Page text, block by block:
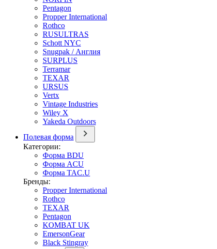
Pentagon
Propper International
Rothco
RUSULTRAS
Schott NYC
Snugpak / Англия
SURPLUS
Terramar
TEXAR
URSUS
Vertx
Vintage Industries
Wiley X
Yakeda Outdoors
Полевая форма
Категории:
Форма BDU
Форма ACU
Форма TAC.U
Бренды:
Propper International
Rothco
TEXAR
Pentagon
KOMBAT UK
EmersonGear
Black Stingray